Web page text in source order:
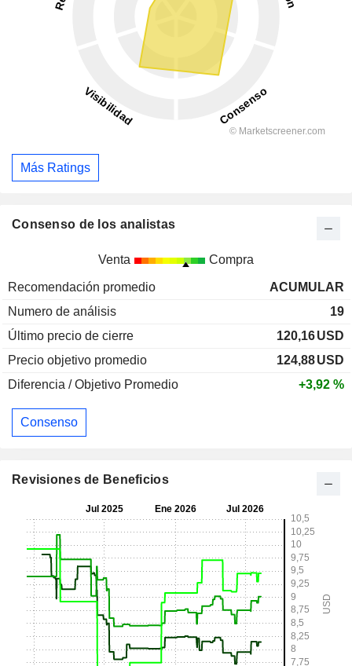
Más Ratings
Consenso de los analistas
Venta Compra
Recomendación promedio
ACUMULAR
Numero de análisis
19
Último precio de cierre
120,16USD
Precio objetivo promedio
124,88USD
Diferencia / Objetivo Promedio
+3,92 %
Consenso
Revisiones de Beneficios